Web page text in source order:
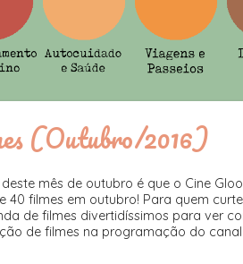
(Outubro/2016)
mês de outubro é que o Cine
40 filmes em outubro! Para quem
de filmes divertidíssimos para ver
de filmes na programação do